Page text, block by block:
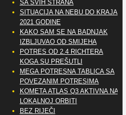
SA SVIH STRANA
SITUACIJA NA NEBU DO KRAJA
2021 GODINE
KAKO SAM SE NA BADNJAK
IZBLJUVAO OD SMIJEHA
POTRES OD 2.4 RICHTERA
KOGA SU PREŠUTLI
MEGA POTRESNA TABLICA SA
POVEZANIM POTRESIMA
KOMETA ATLAS Q3 AKTIVNA NA
LOKALNOJ ORBITI
BEZ RIJEČI